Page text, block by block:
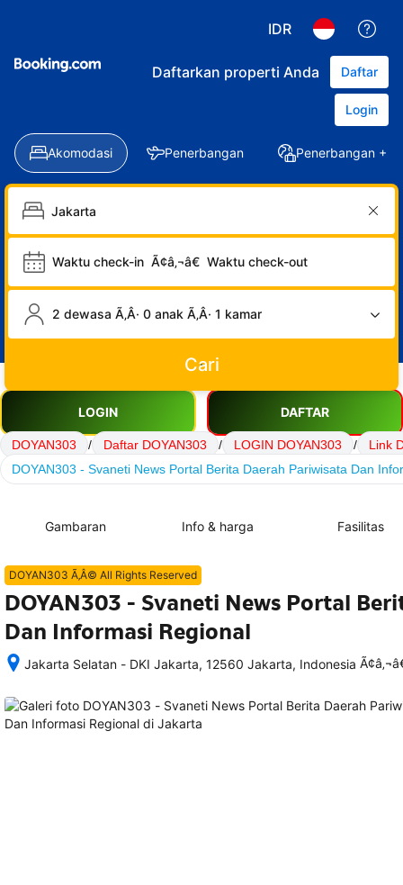
IDR
Daftarkan properti Anda Daftar
Login
Akomodasi Penerbangan Penerbangan +
Waktu check-in Ã¢â‚¬â€ Waktu check-out
2 dewasa Ã‚Â· 0 anak Ã‚Â· 1 kamar
Cari
LOGIN DAFTAR
DOYAN303 / Daftar DOYAN303 / LOGIN DOYAN303 /
Link
DOYAN303 - Svaneti News Portal Berita Daerah Pariwisata Dan
Gambaran Info & harga Fasilitas
DOYAN303 Ã‚Â© All Rights Reserved
DOYAN303 - Svaneti News Portal
Dan Informasi Regional
Jakarta Selatan - DKI Jakarta, 12560 Jakarta, Indonesia
memesan,
semua